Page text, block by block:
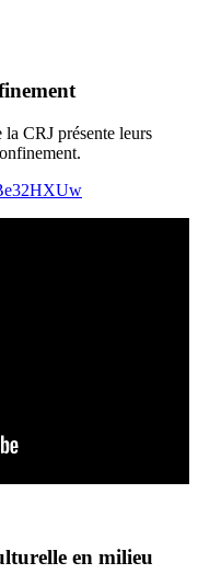
CRJ présente leurs
en milieu